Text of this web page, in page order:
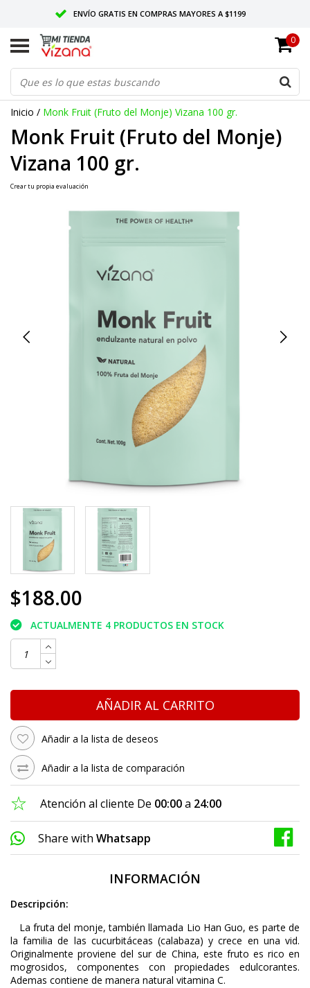
ENVÍO GRATIS EN COMPRAS MAYORES A $1199
CALIDAD VIZANA GARANTIZADA
0
Inicio / Monk Fruit (Fruto del Monje) Vizana 100 gr.
Monk Fruit (Fruto del Monje)
Vizana 100 gr.
Crear tu propia evaluación
$188.00
ACTUALMENTE 4 PRODUCTOS EN STOCK
AÑADIR AL CARRITO
Añadir a la lista de deseos
Añadir a la lista de comparación
Atención al cliente De 00:00a 24:00
Share with Whatsapp
INFORMACIÓN
Descripción:
La fruta del monje, también llamada Lio Han Guo, es parte de
la familia de las cucurbitáceas (calabaza) y crece en una vid.
Originalmente proviene del sur de China, este fruto es rico en
mogrosidos, componentes con propiedades edulcorantes.
Ademas contiene de manera natural vitamina C.